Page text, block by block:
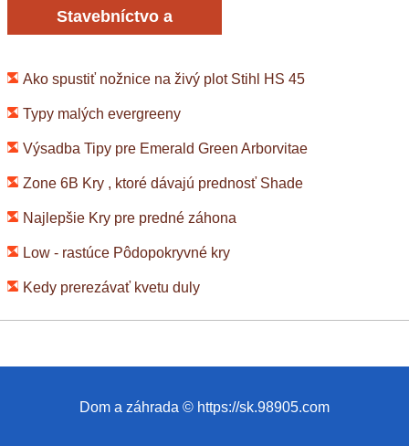
Stavebníctvo a
Ako spustiť nožnice na živý plot Stihl HS 45
Typy malých evergreeny
Výsadba Tipy pre Emerald Green Arborvitae
Zone 6B Kry , ktoré dávajú prednosť Shade
Najlepšie Kry pre predné záhona
Low - rastúce Pôdopokryvné kry
Kedy prerezávať kvetu duly
Dom a záhrada © https://sk.98905.com